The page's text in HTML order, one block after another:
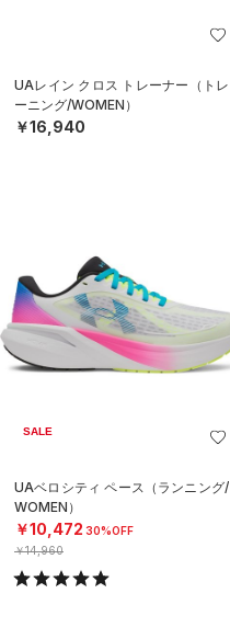
UAレイン クロス トレーナー（トレ
ーニング/WOMEN）
￥16,940
SALE
UAベロシティ ペース（ランニング/
WOMEN）
￥10,472 30%OFF
￥14,960